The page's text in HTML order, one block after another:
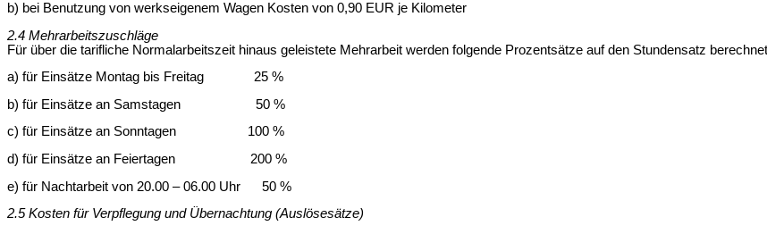
b) bei Benutzung von werkseigenem Wagen Kosten von 0,90 EUR je Kilometer
2.4 Mehrarbeitszuschläge
Für über die tarifliche Normalarbeitszeit hinaus geleistete Mehrarbeit werden folgende Prozentsätze auf den Stundensatz
a) für Einsätze Montag bis Freitag 25 %
b) für Einsätze an Samstagen 50 %
c) für Einsätze an Sonntagen 100 %
d) für Einsätze an Feiertagen 200 %
e) für Nachtarbeit von 20.00 – 06.00 Uhr 50 %
2.5 Kosten für Verpflegung und Übernachtung (Auslösesätze)